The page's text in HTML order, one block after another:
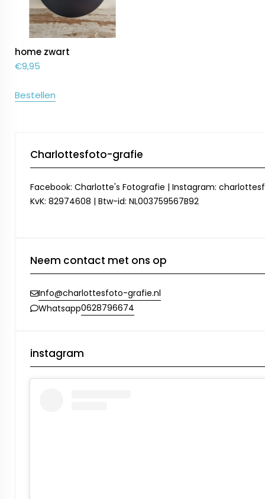
home zwart
€9,95
Bestellen
Charlottesfoto-grafie
Facebook: Charlotte's Fotografie | Instagram:
KvK: 82974608 | Btw-id: NL003759567B92
Neem contact met ons op
Info@charlottesfoto-grafie.nl
Whatsapp0628796674
instagram